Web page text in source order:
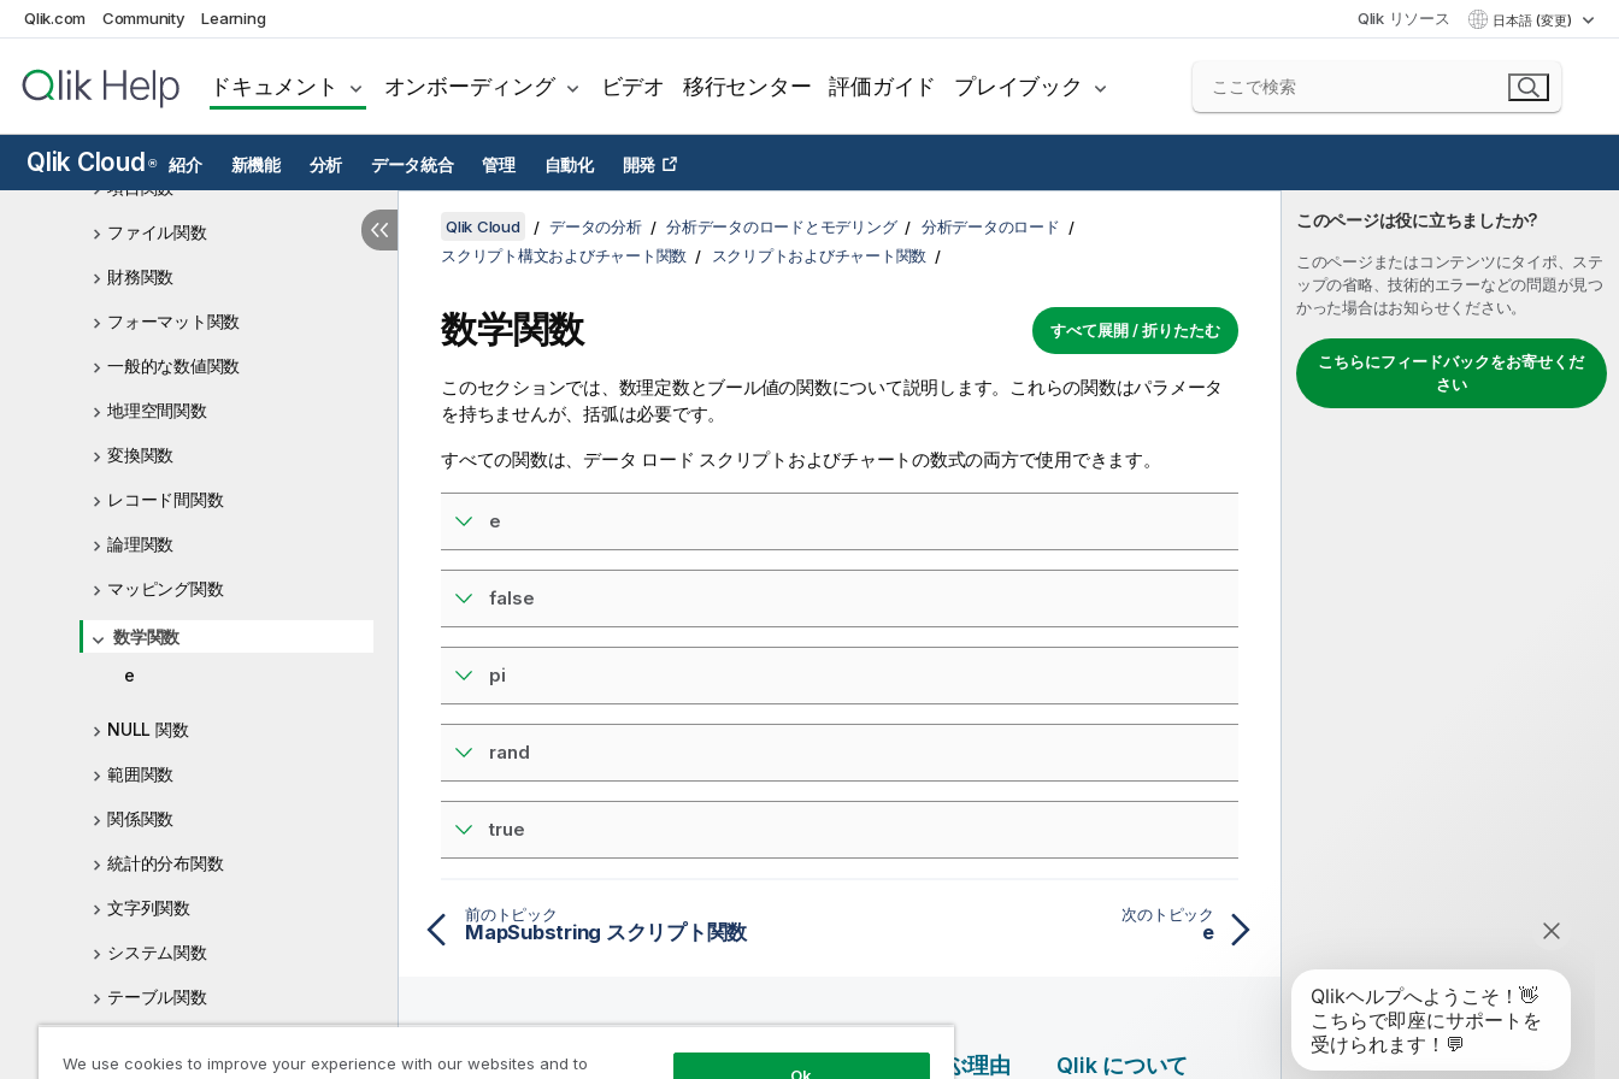
Qlik.com Community Learning Qlik リソース 日本語 (変更)
ドキュメント オンボーディング ビデオ 移行センター 評価ガイド プレイブック
Qlik Cloud ® 紹介 新機能 分析 データ統合 管理 自動化 開発
条件分岐関数
日付および時刻関数
項目関数
ファイル関数
財務関数
フォーマット関数
一般的な数値関数
地理空間関数
変換関数
レコード間関数
論理関数
マッピング関数
数学関数
e
NULL 関数
範囲関数
関係関数
統計的分布関数
文字列関数
システム関数
テーブル関数
このページは役に立ちましたか?
このページまたはコンテンツにタイポ、ステ
ップの省略、技術的エラーなどの問題が見つ
かった場合はお知らせください。
こちらにフィードバックをお寄せくだ
さい
Qlik Cloud データの分析 分析データのロードとモデリング
分析データのロード
スクリプト構文およびチャート関数
スクリプトおよびチャート関数
すべて展開 / 折りたたむ
数学関数
このセクションでは、数理定数とブール値の関数について説明します。これらの関数はパラメータ
を持ちませんが、括弧は必要です。
すべての関数は、 データ ロード スクリプト およびチャートの数式の両方で使用できます。
e
false
pi
rand
true
前のトピック
MapSubstring スクリプト関数
次のトピック
e
リソース Qlik を選ぶ理由 Qlik について
We use cookies to improve your experience with our websites and to